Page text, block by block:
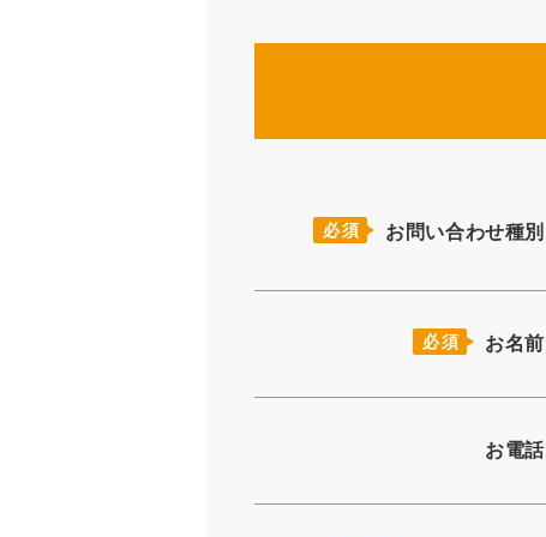
必須 お問い合わせ種別
必須 お名前
お電話